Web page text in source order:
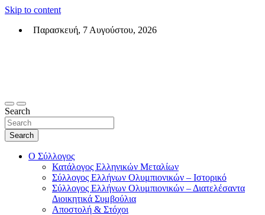
Skip to content
Παρασκευή, 7 Αυγούστου, 2026
Search
Search
Ο Σύλλογος
Κατάλογος Ελληνικών Μεταλίων
Σύλλογος Ελλήνων Ολυμπιονικών – Ιστορικό
Σύλλογος Ελλήνων Ολυμπιονικών – Διατελέσαντα
Διοικητικά Συμβούλια
Αποστολή & Στόχοι